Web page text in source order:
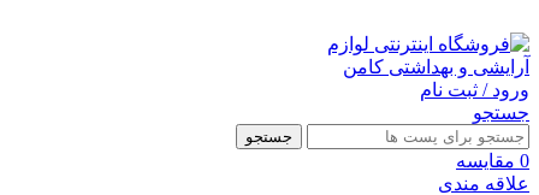
ورود / ثبت نام
جستجو
جستجو
0 مقايسه
علاقه مندی